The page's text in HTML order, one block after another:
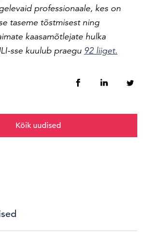
professionaale, kes on
taseme tõstmisest ning
kaasamõtlejate hulka
sse kuulub praegu 92 liiget.
Kõik uudised